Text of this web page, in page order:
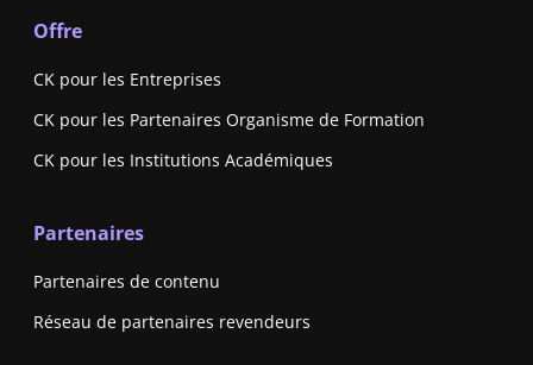
Offre
CK pour les Entreprises
CK pour les Partenaires Organisme de Formation
CK pour les Institutions Académiques
Partenaires
Partenaires de contenu
Réseau de partenaires revendeurs